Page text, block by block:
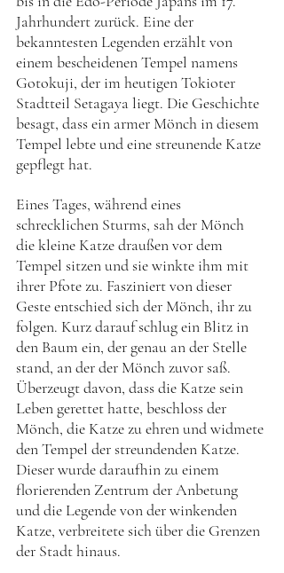
Jahrhundert zurück. Eine der
bekanntesten Legenden erzählt von
einem bescheidenen Tempel namens
Gotokuji, der im heutigen Tokioter
Stadtteil Setagaya liegt. Die Geschichte
besagt, dass ein armer Mönch in diesem
Tempel lebte und eine streunende Katze
gepflegt hat.
Eines Tages, während eines
schrecklichen Sturms, sah der Mönch
die kleine Katze draußen vor dem
Tempel sitzen und sie winkte ihm mit
ihrer Pfote zu. Fasziniert von dieser
Geste entschied sich der Mönch, ihr zu
folgen. Kurz darauf schlug ein Blitz in
den Baum ein, der genau an der Stelle
stand, an der der Mönch zuvor saß.
Überzeugt davon, dass die Katze sein
Leben gerettet hatte, beschloss der
Mönch, die Katze zu ehren und widmete
den Tempel der streundenden Katze.
Dieser wurde daraufhin zu einem
florierenden Zentrum der Anbetung
und die Legende von der winkenden
Katze, verbreitete sich über die Grenzen
der Stadt hinaus.